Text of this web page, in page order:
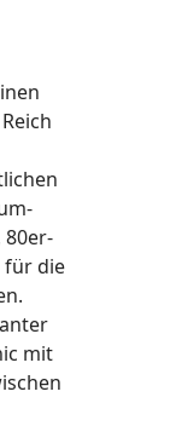
für die
mit